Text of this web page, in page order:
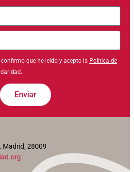
que he leído y acepto la Política de
Enviar
Madrid, 28009